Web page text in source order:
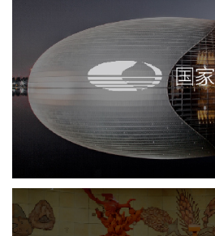
国家大
剧院 文化艺术 智慧展馆